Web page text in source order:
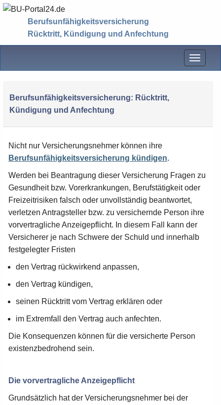
Berufsunfähigkeitsversicherung
Rücktritt, Kündigung und Anfechtung
Menü
Berufsunfähigkeitsversicherung: Rücktritt,
Kündigung und Anfechtung
Nicht nur Versicherungsnehmer können ihre
Berufsunfähigkeitsversicherung kündigen.
Werden bei Beantragung dieser Versicherung Fragen zu
Gesundheit bzw. Vorerkrankungen, Berufstätigkeit oder
Freizeitrisiken falsch oder unvollständig beantwortet,
verletzen Antragsteller bzw. zu versichernde Person ihre
vorvertragliche Anzeigepflicht. In diesem Fall kann der
Versicherer je nach Schwere der Schuld und innerhalb
festgelegter Fristen
den Vertrag rückwirkend anpassen,
den Vertrag kündigen,
seinen Rücktritt vom Vertrag erklären oder
im Extremfall den Vertrag auch anfechten.
Die Konsequenzen können für die versicherte Person
existenzbedrohend sein.
Die vorvertragliche Anzeigepflicht
Grundsätzlich hat der Versicherungsnehmer bei der